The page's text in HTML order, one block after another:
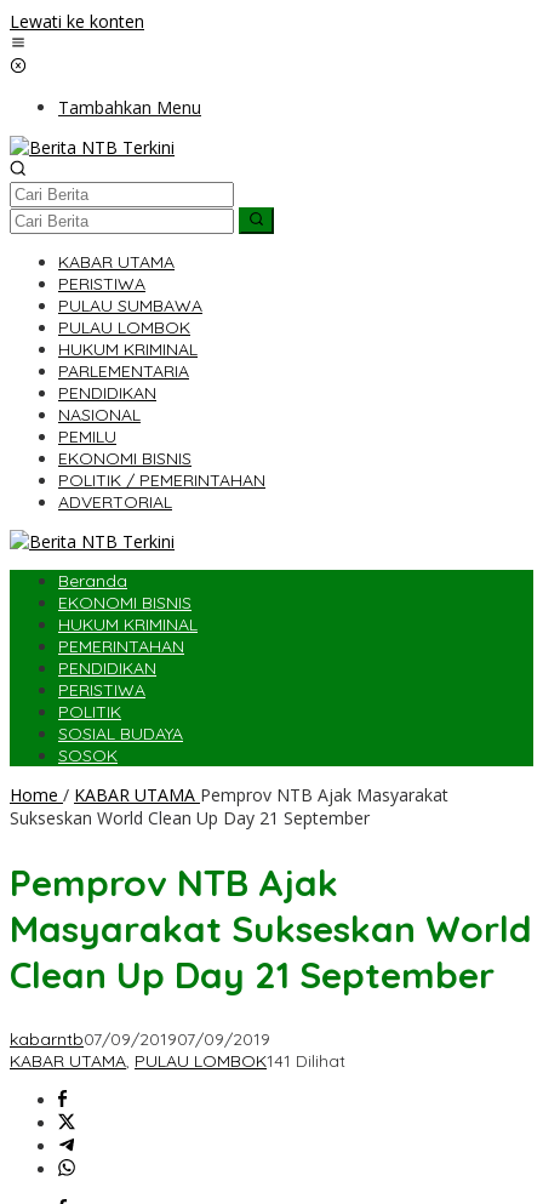
Lewati ke konten
Tambahkan Menu
KABAR UTAMA
PERISTIWA
PULAU SUMBAWA
PULAU LOMBOK
HUKUM KRIMINAL
PARLEMENTARIA
PENDIDIKAN
NASIONAL
PEMILU
EKONOMI BISNIS
POLITIK / PEMERINTAHAN
ADVERTORIAL
Beranda
EKONOMI BISNIS
HUKUM KRIMINAL
PEMERINTAHAN
PENDIDIKAN
PERISTIWA
POLITIK
SOSIAL BUDAYA
SOSOK
Home / KABAR UTAMA Pemprov NTB Ajak Masyarakat
Sukseskan World Clean Up Day 21 September
Pemprov NTB Ajak
Masyarakat Sukseskan World
Clean Up Day 21 September
kabarntb07/09/201907/09/2019
KABAR UTAMA, PULAU LOMBOK141 Dilihat